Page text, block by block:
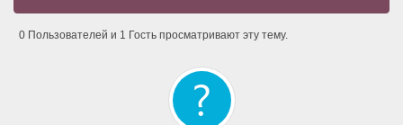
0 Пользователей и 1 Гость просматривают эту тему.